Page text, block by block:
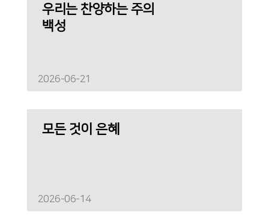
우리는 찬양하는 주의
백성
2026-06-21
모든 것이 은혜
2026-06-14